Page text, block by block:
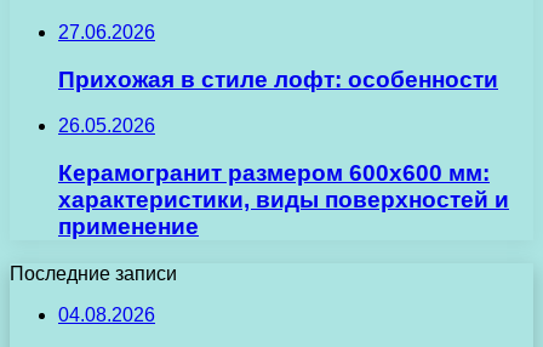
27.06.2026
Прихожая в стиле лофт: особенности
26.05.2026
Керамогранит размером 600х600 мм:
характеристики, виды поверхностей и
применение
Последние записи
04.08.2026